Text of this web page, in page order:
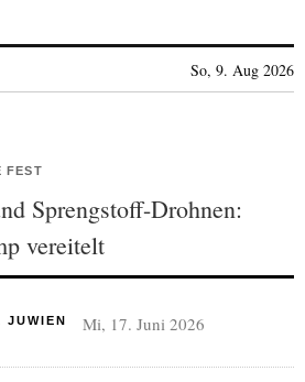
So, 9. Aug 2026
FEST
Sprengstoff-Drohnen:
vereitelt
JUWIEN Mi, 17. Juni 2026